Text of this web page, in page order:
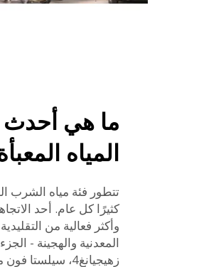
ما هي أحدث
المياه
تتطور فئة مياه الشرب
كثيرًا كل عام. أحد
وأكثر فعالية من